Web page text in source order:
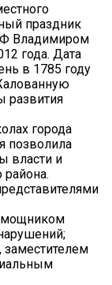
праздник
Владимиром
года. Дата
в 1785 году
развития
города
позволила
власти и
района.